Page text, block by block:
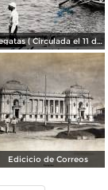
Regatas ( Circulada el 11 de Abril de 1926 ).
Edicicio de Correos